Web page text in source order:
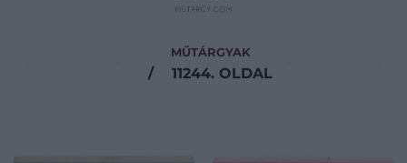
MŰTÁRGYAK
/ 11244. OLDAL